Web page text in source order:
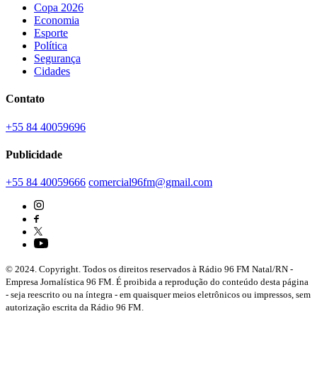
Copa 2026
Economia
Esporte
Política
Segurança
Cidades
Contato
+55 84 40059696
Publicidade
+55 84 40059666 comercial96fm@gmail.com
© 2024. Copyright. Todos os direitos reservados à Rádio 96 FM Natal/RN -
Empresa Jornalística 96 FM. É proibida a reprodução do conteúdo desta página
- seja reescrito ou na íntegra - em quaisquer meios eletrônicos ou impressos, sem
autorização escrita da Rádio 96 FM.